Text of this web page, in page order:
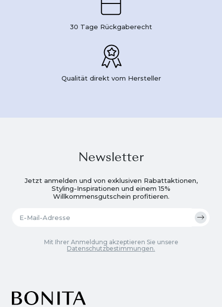
30 Tage Rückgaberecht
Qualität direkt vom Hersteller
Newsletter
Jetzt anmelden und von exklusiven Rabattaktionen,
Styling-Inspirationen und einem 15%
Willkommensgutschein profitieren.
Mit Ihrer Anmeldung akzeptieren Sie unsere
Datenschutzbestimmungen.